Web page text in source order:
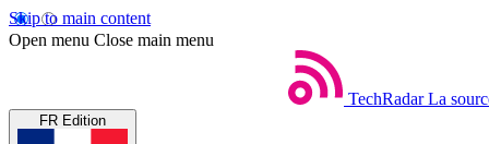
Skip to main content
Open menu Close main menu
TechRadar La
FR Edition